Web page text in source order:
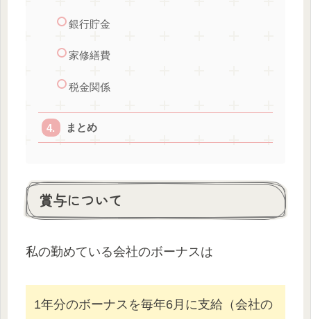
銀行貯金
家修繕費
税金関係
まとめ
賞与について
私の勤めている会社のボーナスは
1年分のボーナスを毎年6月に支給（会社の